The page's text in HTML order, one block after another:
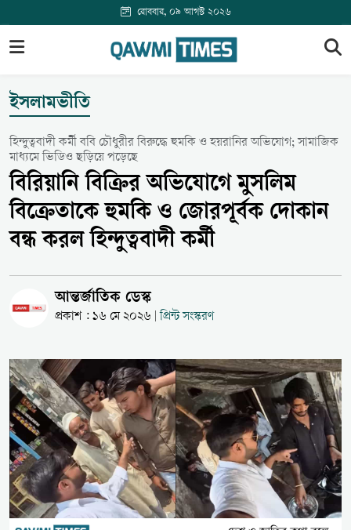
রোববার, ০৯ আগস্ট ২০২৬
ইসলামভীতি
হিন্দুত্ববাদী কর্মী ববি চৌধুরীর বিরুদ্ধে হুমকি ও হয়রানির অভিযোগ; সামাজিক
মাধ্যমে ভিডিও ছড়িয়ে পড়েছে
বিরিয়ানি বিক্রির অভিযোগে মুসলিম
বিক্রেতাকে হুমকি ও জোরপূর্বক দোকান
বন্ধ করল হিন্দুত্ববাদী কর্মী
আন্তর্জাতিক ডেস্ক
প্রকাশ : ১৬ মে ২০২৬ প্রিন্ট সংস্করণ